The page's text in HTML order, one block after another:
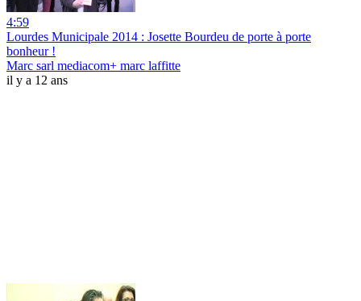
4:59
Lourdes Municipale 2014 : Josette Bourdeu de porte à porte
bonheur !
Marc sarl mediacom+ marc laffitte
il y a 12 ans